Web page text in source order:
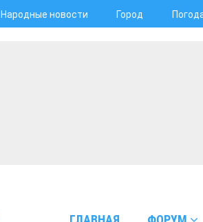
Народные новости Город